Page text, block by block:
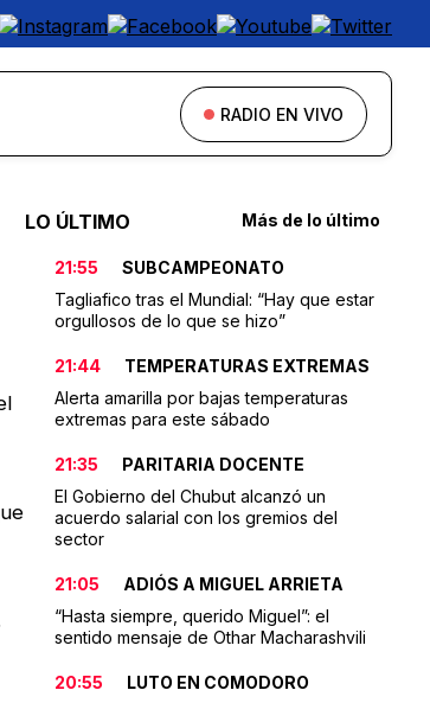
RADIO EN VIVO
LO ÚLTIMO Más de lo último
21:55
SUBCAMPEONATO
Tagliafico tras el Mundial: “Hay que estar
orgullosos de lo que se hizo”
21:44
TEMPERATURAS EXTREMAS
Alerta amarilla por bajas temperaturas
extremas para este sábado
21:35
PARITARIA DOCENTE
El Gobierno del Chubut alcanzó un
acuerdo salarial con los gremios del
sector
21:05
ADIÓS A MIGUEL ARRIETA
“Hasta siempre, querido Miguel”: el
sentido mensaje de Othar Macharashvili
20:55
LUTO EN COMODORO